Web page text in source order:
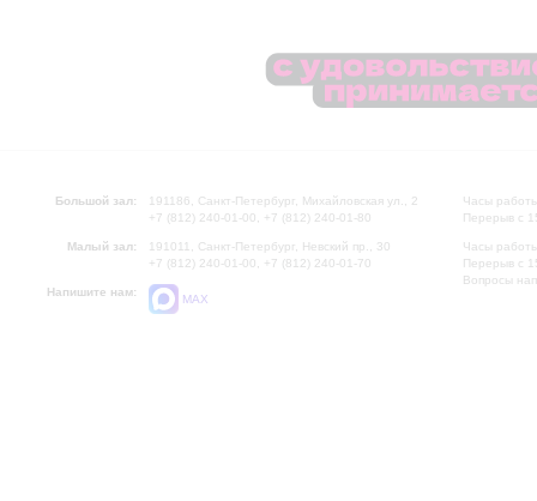
Большой зал:
191186, Санкт-Петербург, Михайловская ул., 2
+7 (812) 240-01-00, +7 (812) 240-01-80
Малый зал:
191011, Санкт-Петербург, Невский пр., 30
+7 (812) 240-01-00, +7 (812) 240-01-70
Напишите нам:
MAX
Часы
Перерыв с
Часы
Перерыв с
Вопросы